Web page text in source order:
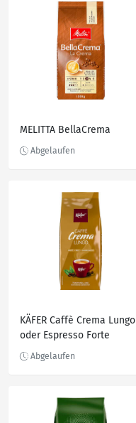
MELITTA BellaCrema
KÄFER Caffè Crema Lungo
oder Espresso Forte